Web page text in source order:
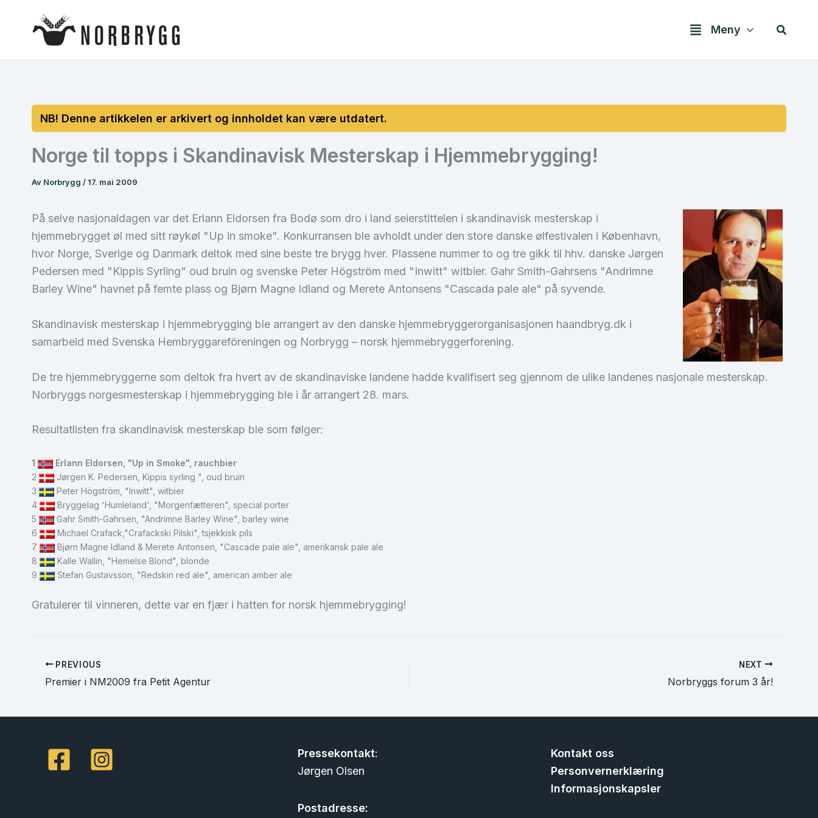
Meny Søk
Norge til topps i Skandinavisk Mesterskap i Hjemmebrygging!
Av Norbrygg /17. mai 2009
På selve nasjonaldagen var det Erlann Eldorsen fra Bodø som dro i land seierstittelen i skandinavisk mesterskap i
hjemmebrygget øl med sitt røykøl "Up in smoke". Konkurransen ble avholdt under den store danske ølfestivalen i København,
hvor Norge, Sverige og Danmark deltok med sine beste tre brygg hver. Plassene nummer to og tre gikk til hhv. danske Jørgen
Pedersen med "Kippis Syrling" oud bruin og svenske Peter Högström med "Inwitt" witbier. Gahr Smith-Gahrsens "Andrimne
Barley Wine" havnet på femte plass og Bjørn Magne Idland og Merete Antonsens "Cascada pale ale" på syvende.
Skandinavisk mesterskap i hjemmebrygging ble arrangert av den danske hjemmebryggerorganisasjonen haandbryg.dk i
samarbeid med Svenska Hembryggareföreningen og Norbrygg – norsk hjemmebryggerforening.
De tre hjemmebryggerne som deltok fra hvert av de skandinaviske landene hadde kvalifisert seg gjennom de ulike landenes nasjonale mesterskap.
Norbryggs norgesmesterskap i hjemmebrygging ble i år arrangert 28. mars.
Resultatlisten fra skandinavisk mesterskap ble som følger:
1
Erlann Eldorsen, "Up in Smoke", rauchbier
2
Jørgen K. Pedersen, Kippis syrling ", oud bruin
3
Peter Högström, "Inwitt", witbier
4
Bryggelag 'Humleland', "Morgenfætteren", special porter
5
Gahr Smith-Gahrsen, "Andrimne Barley Wine", barley wine
6
Michael Crafack,"Crafackski Pilski", tsjekkisk pils
7
Bjørn Magne Idland & Merete Antonsen, "Cascade pale ale", amerikansk pale ale
8
Kalle Wallin, "Hemelse Blond", blonde
9
Stefan Gustavsson, "Redskin red ale", american amber ale
Gratulerer til vinneren, dette var en fjær i hatten for norsk hjemmebrygging!
PREVIOUS
Premier i NM2009 fra Petit Agentur
NEXT
Norbryggs forum 3 år!
Pressekontakt:
Jørgen Olsen
Postadresse:
Kontakt oss
Personvernerklæring
Informasjonskapsler